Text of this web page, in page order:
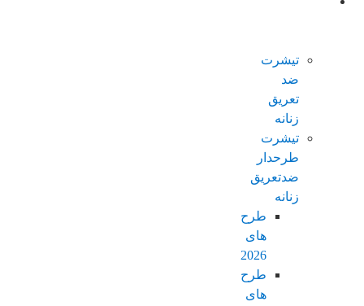
تیشرت
ضد
تعریق
زنانه
تیشرت
طرحدار
ضدتعریق
زنانه
طرح
های
2026
طرح
های